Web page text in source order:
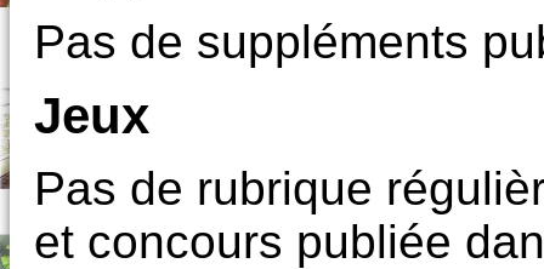
Pas de suppléments
Jeux
Pas de rubrique
et concours publiée